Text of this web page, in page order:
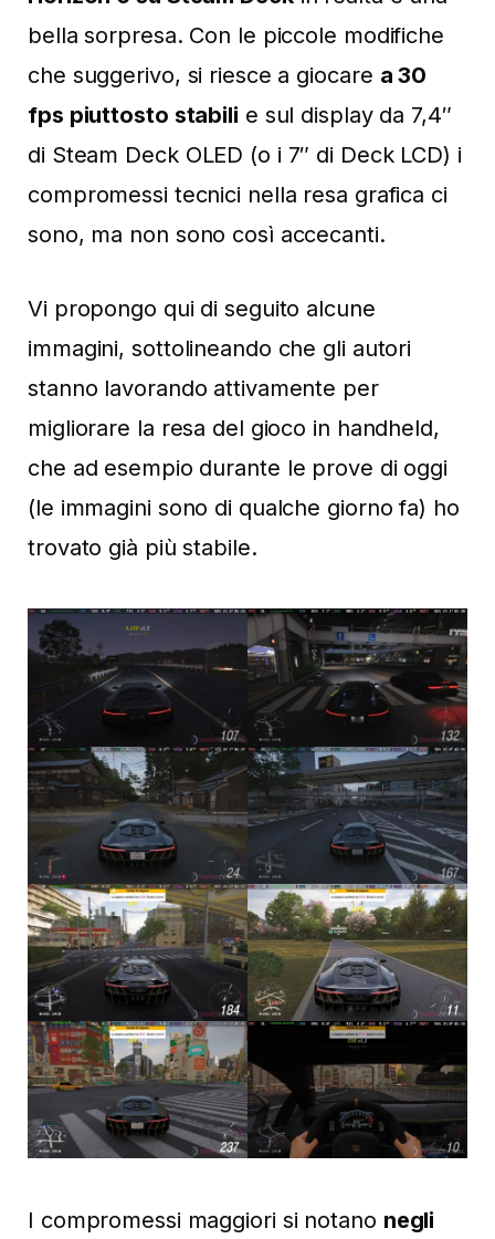
bella sorpresa. Con le piccole modifiche
che suggerivo, si riesce a giocare a 30
fps piuttosto stabili e sul display da 7,4″
di Steam Deck OLED (o i 7″ di Deck LCD) i
compromessi tecnici nella resa grafica ci
sono, ma non sono così accecanti.
Vi propongo qui di seguito alcune
immagini, sottolineando che gli autori
stanno lavorando attivamente per
migliorare la resa del gioco in handheld,
che ad esempio durante le prove di oggi
(le immagini sono di qualche giorno fa) ho
trovato già più stabile.
I compromessi maggiori si notano negli